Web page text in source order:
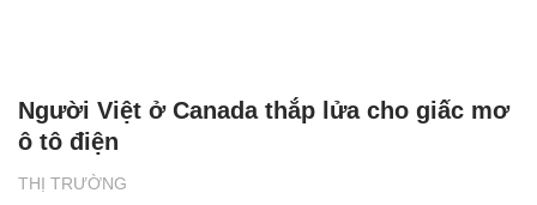
THỊ TRƯỜNG
Người Việt ở Canada thắp lửa cho giấc mơ
ô tô điện